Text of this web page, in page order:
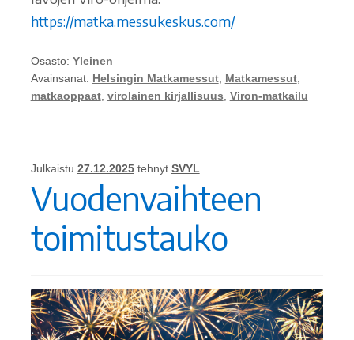
https://matka.messukeskus.com/
Osasto: Yleinen
Avainsanat: Helsingin Matkamessut, Matkamessut,
matkaoppaat, virolainen kirjallisuus, Viron-matkailu
Julkaistu 27.12.2025 tehnyt SVYL
Vuodenvaihteen
toimitustauko